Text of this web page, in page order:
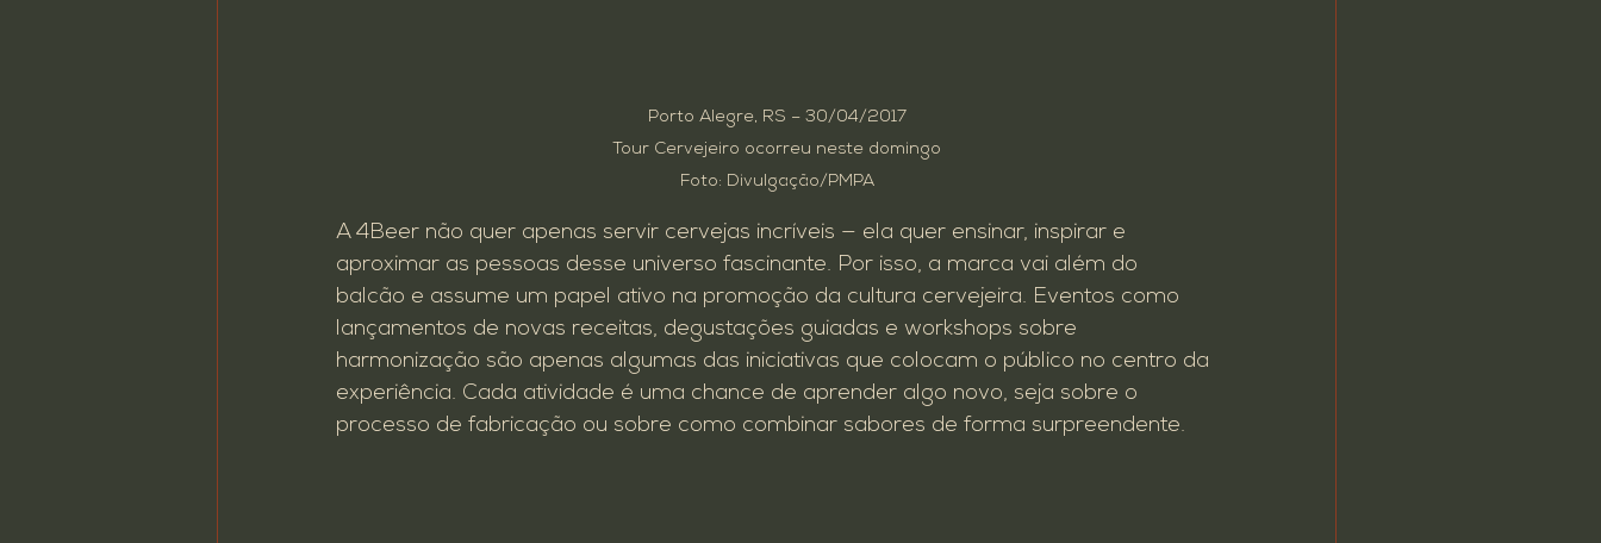
Porto Alegre, RS – 30/04/2017
Tour Cervejeiro ocorreu neste domingo
Foto: Divulgação/PMPA
A 4Beer não quer apenas servir cervejas incríveis — ela quer ensinar, inspirar e
aproximar as pessoas desse universo fascinante. Por isso, a marca vai além do
balcão e assume um papel ativo na promoção da cultura cervejeira. Eventos como
lançamentos de novas receitas, degustações guiadas e workshops sobre
harmonização são apenas algumas das iniciativas que colocam o público no centro da
experiência. Cada atividade é uma chance de aprender algo novo, seja sobre o
processo de fabricação ou sobre como combinar sabores de forma surpreendente.